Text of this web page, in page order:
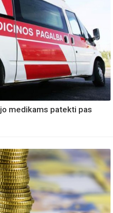
medikams patekti pas